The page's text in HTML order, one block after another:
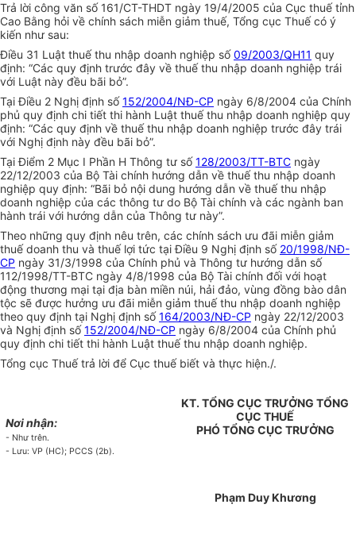
Trả lời công văn số 161/CT-THDT ngày 19/4/2005 của Cục thuế tỉnh
Cao Bằng hỏi về chính sách miễn giảm thuế, Tổng cục Thuế có ý
kiến như sau:
Điều 31 Luật thuế thu nhập doanh nghiệp số09/2003/QH11 quy
định: “Các quy định trước đây về thuế thu nhập doanh nghiệp trái
với Luật này đều bãi bỏ”.
Tại Điều 2 Nghị định số152/2004/NĐ-CP ngày 6/8/2004 của Chính
phủ quy định chi tiết thi hành Luật thuế thu nhập doanh nghiệp quy
định: “Các quy định về thuế thu nhập doanh nghiệp trước đây trái
với Nghị định này đều bãi bỏ”.
Tại Điểm 2 Mục I Phần H Thông tư số128/2003/TT-BTC ngày
22/12/2003 của Bộ Tài chính hướng dẫn về thuế thu nhập doanh
nghiệp quy định: “Bãi bỏ nội dung hướng dẫn về thuế thu nhập
doanh nghiệp của các thông tư do Bộ Tài chính và các ngành ban
hành trái với hướng dẫn của Thông tư này”.
Theo những quy định nêu trên, các chính sách ưu đãi miễn giảm
thuế doanh thu và thuế lợi tức tại Điều 9 Nghị định số 20/1998/NĐ-
CP ngày 31/3/1998 của Chính phủ và Thông tư hướng dẫn số
112/1998/TT-BTC ngày 4/8/1998 của Bộ Tài chính đối với hoạt
động thương mại tại địa bàn miền núi, hải đảo, vùng đồng bào dân
tộc sẽ được hưởng ưu đãi miễn giảm thuế thu nhập doanh nghiệp
theo quy định tại Nghị định số164/2003/NĐ-CP ngày 22/12/2003
và Nghị định số152/2004/NĐ-CP ngày 6/8/2004 của Chính phủ
quy định chi tiết thi hành Luật thuế thu nhập doanh nghiệp.
Tổng cục Thuế trả lời để Cục thuế biết và thực hiện./.
Nơi nhận:
- Như trên.
- Lưu: VP (HC); PCCS (2b).
KT. TỔNG CỤC TRƯỞNG TỔNG
CỤC THUẾ
PHÓ TỔNG CỤC TRƯỞNG
Phạm Duy Khương